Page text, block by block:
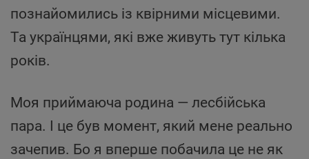
познайомились із квірними місцевими.
Та українцями, які вже живуть тут кілька
років.
Моя приймаюча родина — лесбійська
пара. І це був момент, який мене реально
зачепив. Бо я вперше побачила це не як